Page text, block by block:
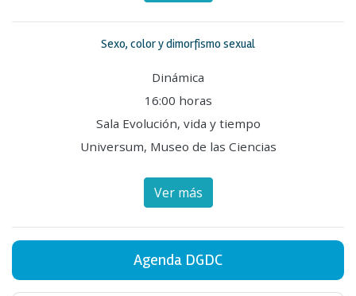
Sexo, color y dimorfismo sexual
Dinámica
16:00 horas
Sala Evolución, vida y tiempo
Universum, Museo de las Ciencias
Ver más
Agenda DGDC